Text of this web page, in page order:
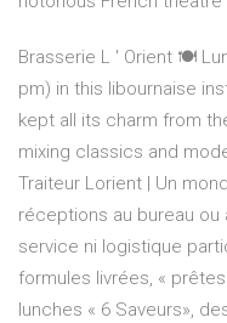
Brasserie L ' Orient 🍽
pm) in this libournaise
kept all its charm from
mixing classics and
Traiteur Lorient | Un
réceptions au bureau ou
service ni logistique
formules livrées, «
lunches « 6 Saveurs»,